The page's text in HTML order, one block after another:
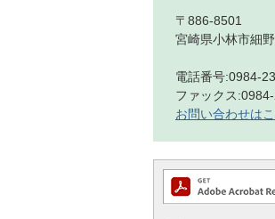
〒886-8501
宮崎県小林市細
電話番号:0984-
ファックス
お問い合わせは